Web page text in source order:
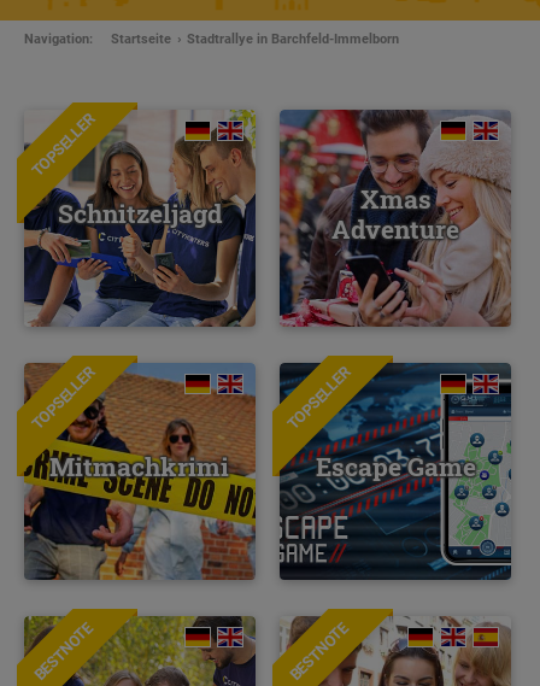
Navigation: Startseite Stadtrallye in Barchfeld-Immelborn
TOPSELLER
Schnitzeljagd
Xmas
Adventure
TOPSELLER
Mitmachkrimi
NEU
TOPSELLER
Escape Game
BESTNOTE BESTNOTE